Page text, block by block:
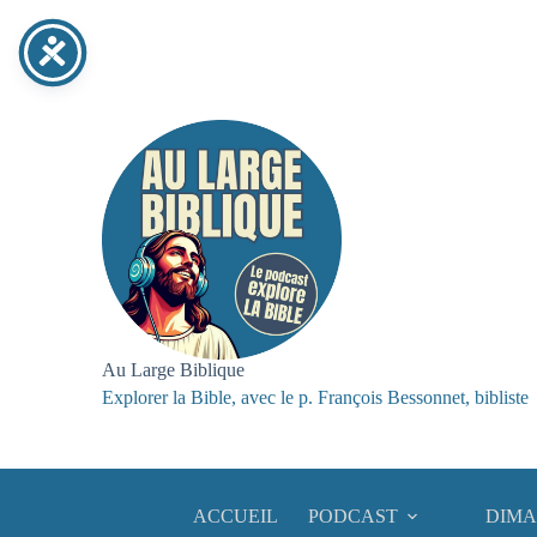
contenu
Au Large Biblique
Explorer la Bible, avec le p. François Bessonnet, bibliste
ACCUEIL PODCAST